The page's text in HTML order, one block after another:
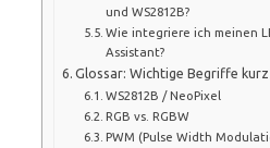
und WS2812B?
Wie integriere ich meinen
Assistant?
Glossar: Wichtige Begriffe
WS2812B / NeoPixel
RGB vs. RGBW
PWM (Pulse Width